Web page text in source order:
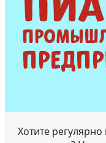
Хотите